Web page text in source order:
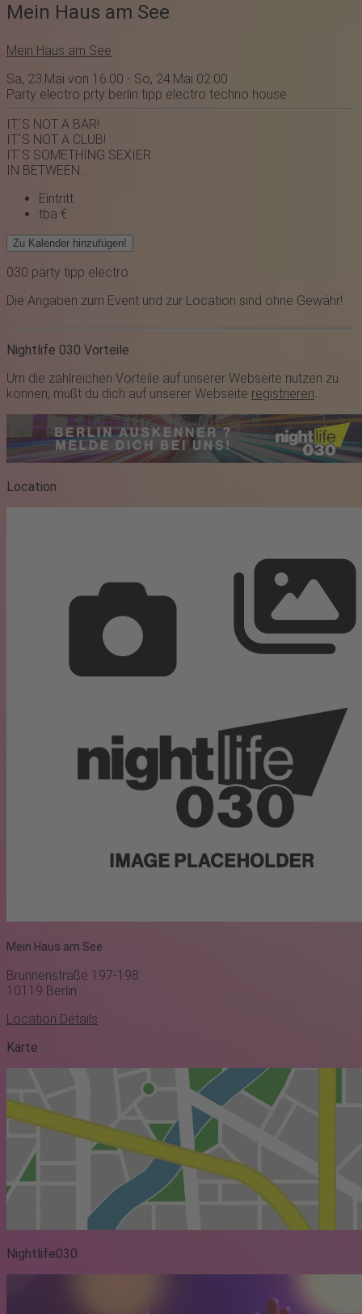
Mein Haus am See
Mein Haus am See
Sa, 23.Mai von 16:00 - So, 24.Mai 02:00
Party electro prty berlin tipp electro techno house
IT´S NOT A BAR!
IT´S NOT A CLUB!
IT´S SOMETHING SEXIER
IN BETWEEN...
Eintritt
tba €
Zu Kalender hinzufügen!
030 party tipp electro
Die Angaben zum Event und zur Location sind ohne Gewähr!
Nightlife 030 Vorteile
Um die zahlreichen Vorteile auf unserer Webseite nutzen zu
können, mußt du dich auf unserer Webseite registrieren.
Location
Mein Haus am See
Brunnenstraße 197-198
10119 Berlin
Location Details
Karte
Nightlife030